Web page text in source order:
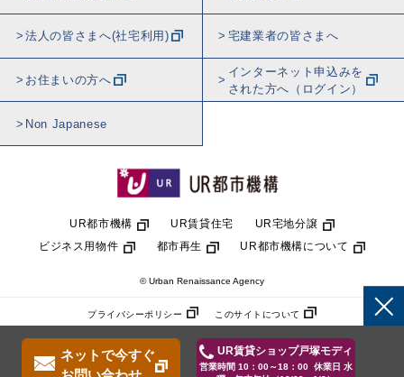
ネットで今すぐ
UR賃貸ショップ戸塚モディ
営業時間 10：00～18：00 休業日 水
法人の皆さまへ(社宅利用) 宅建業者の皆さまへ
お住まいの方へ
インターネット申込みを
された方へ（ログイン）
Non Japanese
UR都市機構 UR賃貸住宅
UR宅地分譲
ビジネス用物件
都市再生 UR都市機構について
© Urban Renaissance Agency
プライバシーポリシー このサイトについて